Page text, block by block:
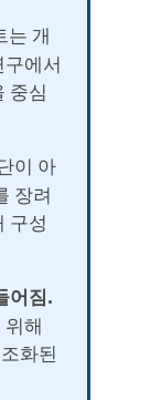
는 개
에서
중심
이 아
장려
구성
어짐.
해
화된